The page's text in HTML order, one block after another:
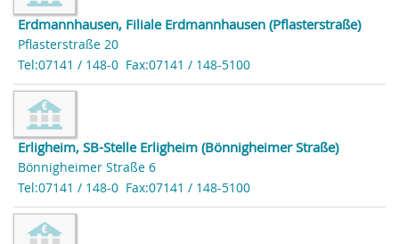
Erdmannhausen, Filiale Erdmannhausen (Pflasterstraße)
Pflasterstraße 20
Tel:07141 / 148-0 Fax:07141 / 148-5100
Erligheim, SB-Stelle Erligheim (Bönnigheimer Straße)
Bönnigheimer Straße 6
Tel:07141 / 148-0 Fax:07141 / 148-5100